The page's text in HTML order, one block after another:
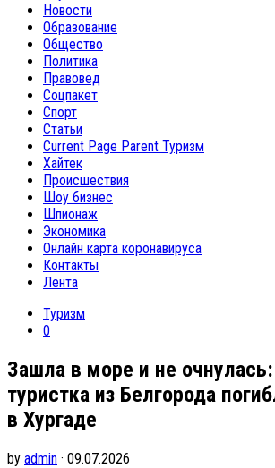
Новости
Образование
Общество
Политика
Правовед
Соцпакет
Спорт
Статьи
Current Page Parent Туризм
Хайтек
Происшествия
Шоу бизнес
Шпионаж
Экономика
Онлайн карта коронавируса
Контакты
Лента
Туризм
0
Зашла в море и не
туристка из Белгорода
в Хургаде
by admin · 09.07.2026